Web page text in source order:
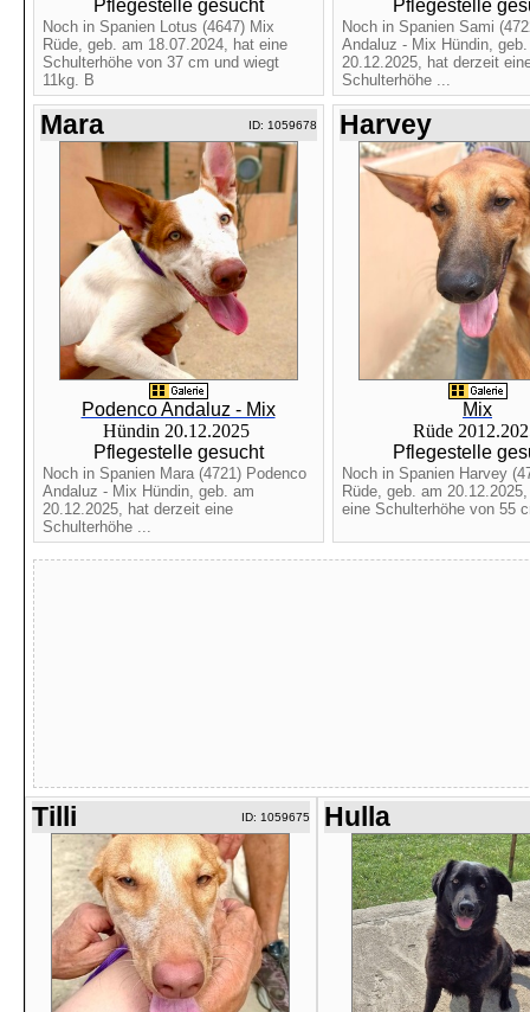
Pflegestelle gesucht
Noch in Spanien Lotus (4647) Mix
Rüde, geb. am 18.07.2024, hat eine
Schulterhöhe von 37 cm und wiegt
11kg. B
Pflegestelle
Noch in Spanien Sami
Andaluz - Mix Hündin,
20.12.2025, hat derzeit
Schulterhöhe ...
Mara ID: 1059678
Podenco Andaluz - Mix
Hündin 20.12.2025
Pflegestelle gesucht
Noch in Spanien Mara (4721) Podenco
Andaluz - Mix Hündin, geb. am
20.12.2025, hat derzeit eine
Schulterhöhe ...
Harvey
Mix
Rüde
Pflegestelle
Noch in Spanien Harvey
Rüde, geb. am
eine Schulterhöhe von 55
Tilli ID: 1059675 Hulla